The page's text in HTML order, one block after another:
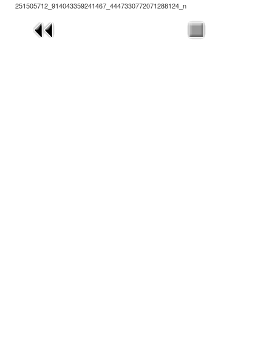
251505712_914043359241467_4447330772071288124_n